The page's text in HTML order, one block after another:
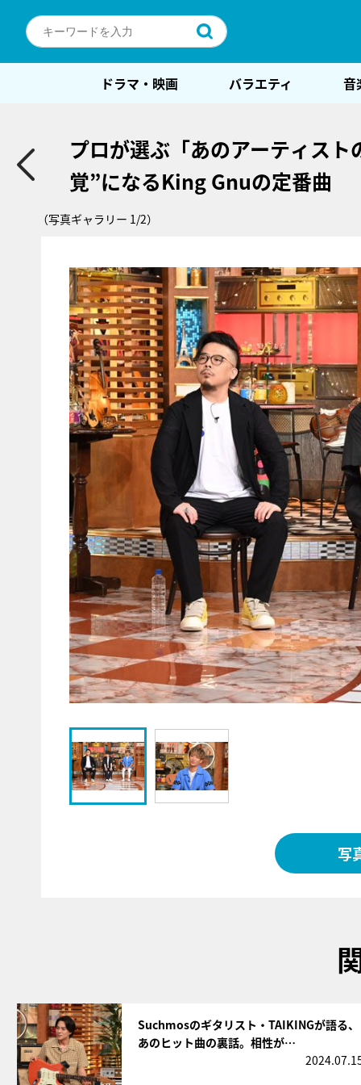
ドラマ・映画 バラエティ 音
プロが選ぶ「あのアーティス
覚”になるKing Gnuの定番曲
（写真ギャラリー 1/2）
写
Suchmosのギタリスト・TAIKINGが語る、
あのヒット曲の裏話。相性が…